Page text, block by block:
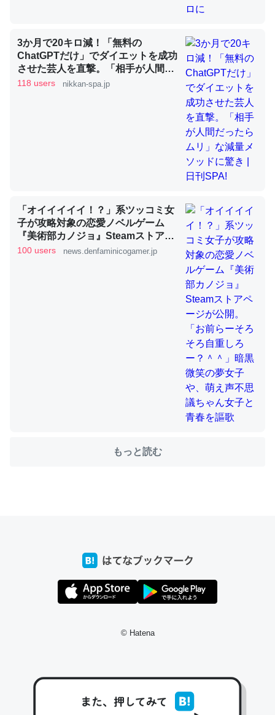
ウチもEchoを実家に置いて４年。でたまに覗いてる。ぼ
ちぼちRingも置こうかと画策中。あと、Googleマップで
位置情報を共有してる。電池残量や充電中かが分かるので
─たまにLINEするくらいだった遠方の父67歳と僕。ITツール導入で
コミュニケーションが劇的に変化した｜tayorini by LIFULL介護
ちょうど同じ理由でEcho Show 8を設定中でした。Prime
とかSpotifyを支払う孝行もできる。一生で親と会える残
り時間を日数にすると1週間とかの人が多いそうだけど、
それを実質100倍以上に伸ばす効果があるはず……
─たまにLINEするくらいだった遠方の父67歳と僕。ITツール導入で
コミュニケーションが劇的に変化した｜tayorini by LIFULL介護
私も3年前ぐらいに祖母の家に設置した。ポケットWifiみ
たいなのでネット環境作ったけどAlexaしか使わないので
https://toyoshi.hatenablog.com/entry/2019/05/15/1805
コミュニケーションが劇的に変化した｜tayorini by LIFULL介護
で、気になる場合はにんにくだけ加熱してから加えたりガ
─野菜が止まらなくなる南フランス発祥の万能ソース「アイオリソ
ース」の作り方をビストロ居酒屋のシェフに聞いてみた - メシ通 | ホ
スペインにもアリオリソースがあり、それも美味しいんだ
けど、読み方が違うだけで同じものを指すのか、また違う
3か月で20キロ減！「無料の
ChatGPTだけ」でダイエットを成功
させた芸人を直撃。「相手が人間だ
ったらムリ」な減量メソッドに驚き
118 users nikkan-spa.jp
「オイイイイイ！？」系ツッコミ女
子が攻略対象の恋愛ノベルゲーム
『美術部カノジョ』Steamストアペ
ージが公開。「お前らーそろそろ自
100 users news.denfaminicogamer.jp
もっと読む
© Hatena